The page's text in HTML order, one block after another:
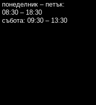
понеделник – петък:
08:30 – 18:30
събота: 09:30 – 13:30